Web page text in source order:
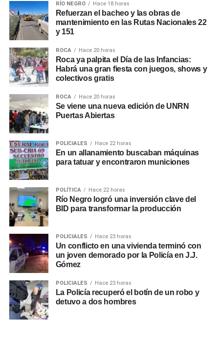
RÍO NEGRO Hace 18 horas
Refuerzan el bacheo y las obras de
mantenimiento en las Rutas Nacionales 22
y 151
ROCA Hace 20 horas
Roca ya palpita el Día de las Infancias:
Habrá una gran fiesta con juegos, shows y
colectivos gratis
ROCA Hace 20 horas
Se viene una nueva edición de UNRN
Puertas Abiertas
POLICIALES Hace 22 horas
En un allanamiento buscaban máquinas
para tatuar y encontraron municiones
POLÍTICA Hace 22 horas
Río Negro logró una inversión clave del
BID para transformar la producción
POLICIALES Hace 23 horas
Un conflicto en una vivienda terminó con
un joven demorado por la Policía en J.J.
Gómez
POLICIALES Hace 23 horas
La Policía recuperó el botín de un robo y
detuvo a dos hombres